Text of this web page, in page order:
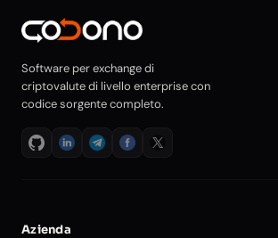
Software per exchange di
criptovalute di livello enterprise con
codice sorgente completo.
Azienda